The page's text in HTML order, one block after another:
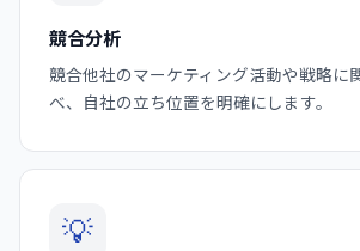
競合分析
競合他社のマーケティング活動や戦略に
べ、自社の立ち位置を明確にします。
💡